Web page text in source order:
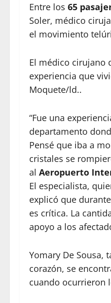
Entre los 65
Soler, médico
el movimiento
El médico cirujano
experiencia que
Moquete/ld..
“Fue una
departamento
Pensé que iba a
cristales se
al Aeropuerto
El especialista,
explicó que
es crítica. La
apoyo a los
Yomary De Sousa,
corazón, se
cuando ocurrieron